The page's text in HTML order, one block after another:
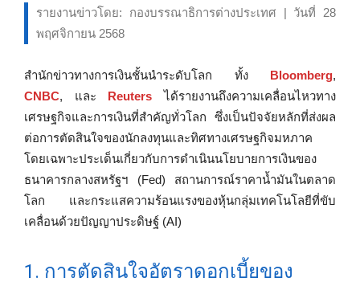
รายงานข่าวโดย: กองบรรณาธิการต่างประเทศ | วันที่ 28
พฤศจิกายน 2568
สำนักข่าวทางการเงินชั้นนำระดับโลก ทั้ง Bloomberg,
CNBC, และ Reuters ได้รายงานถึงความเคลื่อนไหวทาง
เศรษฐกิจและการเงินที่สำคัญทั่วโลก ซึ่งเป็นปัจจัยหลักที่ส่งผล
ต่อการตัดสินใจของนักลงทุนและทิศทางเศรษฐกิจมหภาค
โดยเฉพาะประเด็นเกี่ยวกับการดำเนินนโยบายการเงินของ
ธนาคารกลางสหรัฐฯ (Fed) สถานการณ์ราคาน้ำมันในตลาด
โลก และกระแสความร้อนแรงของหุ้นกลุ่มเทคโนโลยีที่ขับ
เคลื่อนด้วยปัญญาประดิษฐ์ (AI)
1. การตัดสินใจอัตราดอกเบี้ยของ